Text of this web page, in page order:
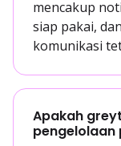
mencakup
siap pakai,
komunikasi
Apakah
pengelolaan